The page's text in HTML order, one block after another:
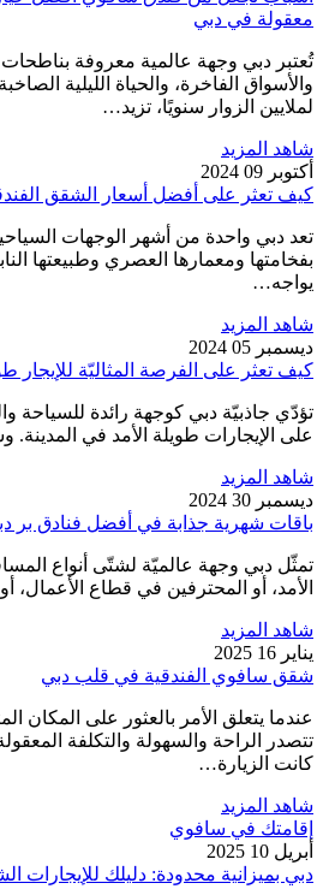
معقولة في دبي
تُعتبر دبي وجهة عالمية معروفة
والأسواق الفاخرة، والحياة الليلية
لملايين الزوار سنويًا، تزيد…
شاهد المزيد
أكتوبر 09 2024
كيف تعثر على أفضل أسعار الشقق
تعد دبي واحدة من أشهر الوجهات
بفخامتها ومعمارها العصري وطبيعتها
يواجه…
شاهد المزيد
ديسمبر 05 2024
كيف تعثر على الفرصة المثاليّة للإيجار
تؤدّي جاذبيّة دبي كوجهة رائدة للسياحة
على الإيجارات طويلة الأمد في
شاهد المزيد
ديسمبر 30 2024
باقات شهرية جذابة في أفضل فنادق بر
تمثّل دبي وجهة عالميّة لشتّى أنواع
الأمد، أو المحترفين في قطاع
شاهد المزيد
يناير 16 2025
شقق سافوي الفندقية في قلب دبي
عندما يتعلق الأمر بالعثور على المكان
تتصدر الراحة والسهولة والتكلفة
كانت الزيارة…
شاهد المزيد
إقامتك في سافوي
أبريل 10 2025
دبي بميزانية محدودة: دليلك للإيجارات